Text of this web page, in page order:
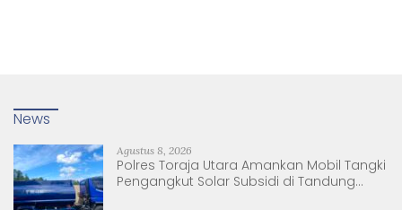
News
Agustus 8, 2026
Polres Toraja Utara Amankan Mobil Tangki
Pengangkut Solar Subsidi di Tandung